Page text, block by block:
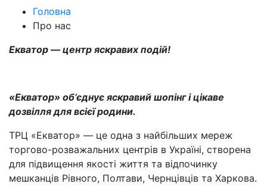
Головна
Про нас
Екватор — центр яскравих подій!
«Екватор» об’єднує яскравий шопінг і цікаве
дозвілля для всієї родини.
ТРЦ «Екватор» — це одна з найбільших мереж
торгово-розважальних центрів в Україні, створена
для підвищення якості життя та відпочинку
мешканців Рівного, Полтави, Чернцівців та Харкова.